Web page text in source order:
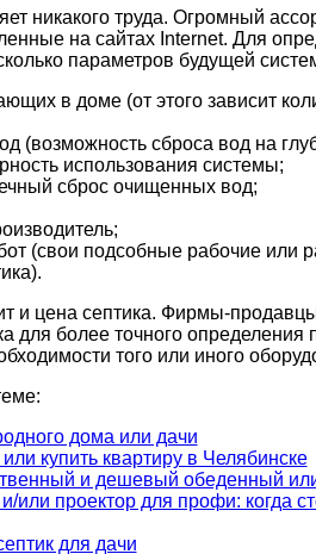
никакого труда. Огромный
на сайтах Internet. Для
параметров будущей
в доме (от этого зависит
(возможность сброса вод на
использования системы;
сброс очищенных вод;
(свои подсобные рабочие или
и цена септика. Фирмы-
для более точного определения
того или иного
дома или дачи
купить квартиру в Челябинске
и дешевый обеденный
или проектор для профи: когда
для дачи